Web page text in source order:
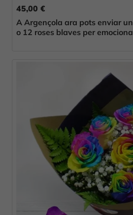
45,00 €
A Argençola ara pots enviar
o 12 roses blaves per